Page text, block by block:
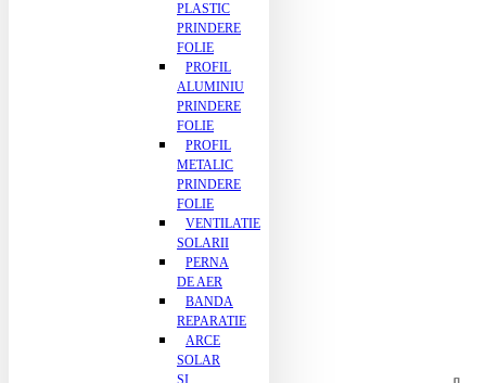
PLASTIC
PRINDERE
FOLIE
PROFIL
ALUMINIU
PRINDERE
FOLIE
PROFIL
METALIC
PRINDERE
FOLIE
VENTILATIE
SOLARII
PERNA
DE AER
BANDA
REPARATIE
ARCE
SOLAR
SI